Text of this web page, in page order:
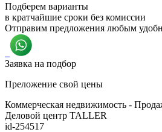
Подберем варианты
в кратчайшие сроки без комиссии
Отправим предложения любым
Заявка на подбор
Преложение свой цены
Коммерческая недвижимость -
Деловой центр TALLER
id-254517